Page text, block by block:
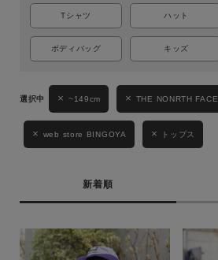
キーワード
MENS
カテゴリ
Tシャツ ハット
ボディバッグ キッズ
~149cm THE NONRTH FACE
web store BINGOYA トップス
新着順